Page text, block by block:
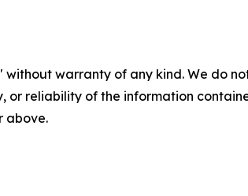
without warranty of any kind. We do
or reliability of the information
above.